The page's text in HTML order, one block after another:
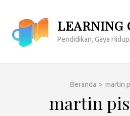
konten
(Tekan
LEARNING
Pendidikan, Gaya
Beranda > martin
martin